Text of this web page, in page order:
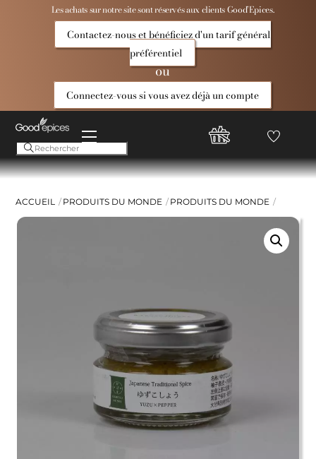
Les achats sur notre site sont réservés aux clients Good’Epices.
Contactez-nous et bénéficiez d'un tarif général
préférentiel
ou
Connectez-vous si vous avez déjà un compte
Menu
Compte
Good
Favoris
ACCUEIL PRODUITS DU MONDE PRODUITS DU MONDE